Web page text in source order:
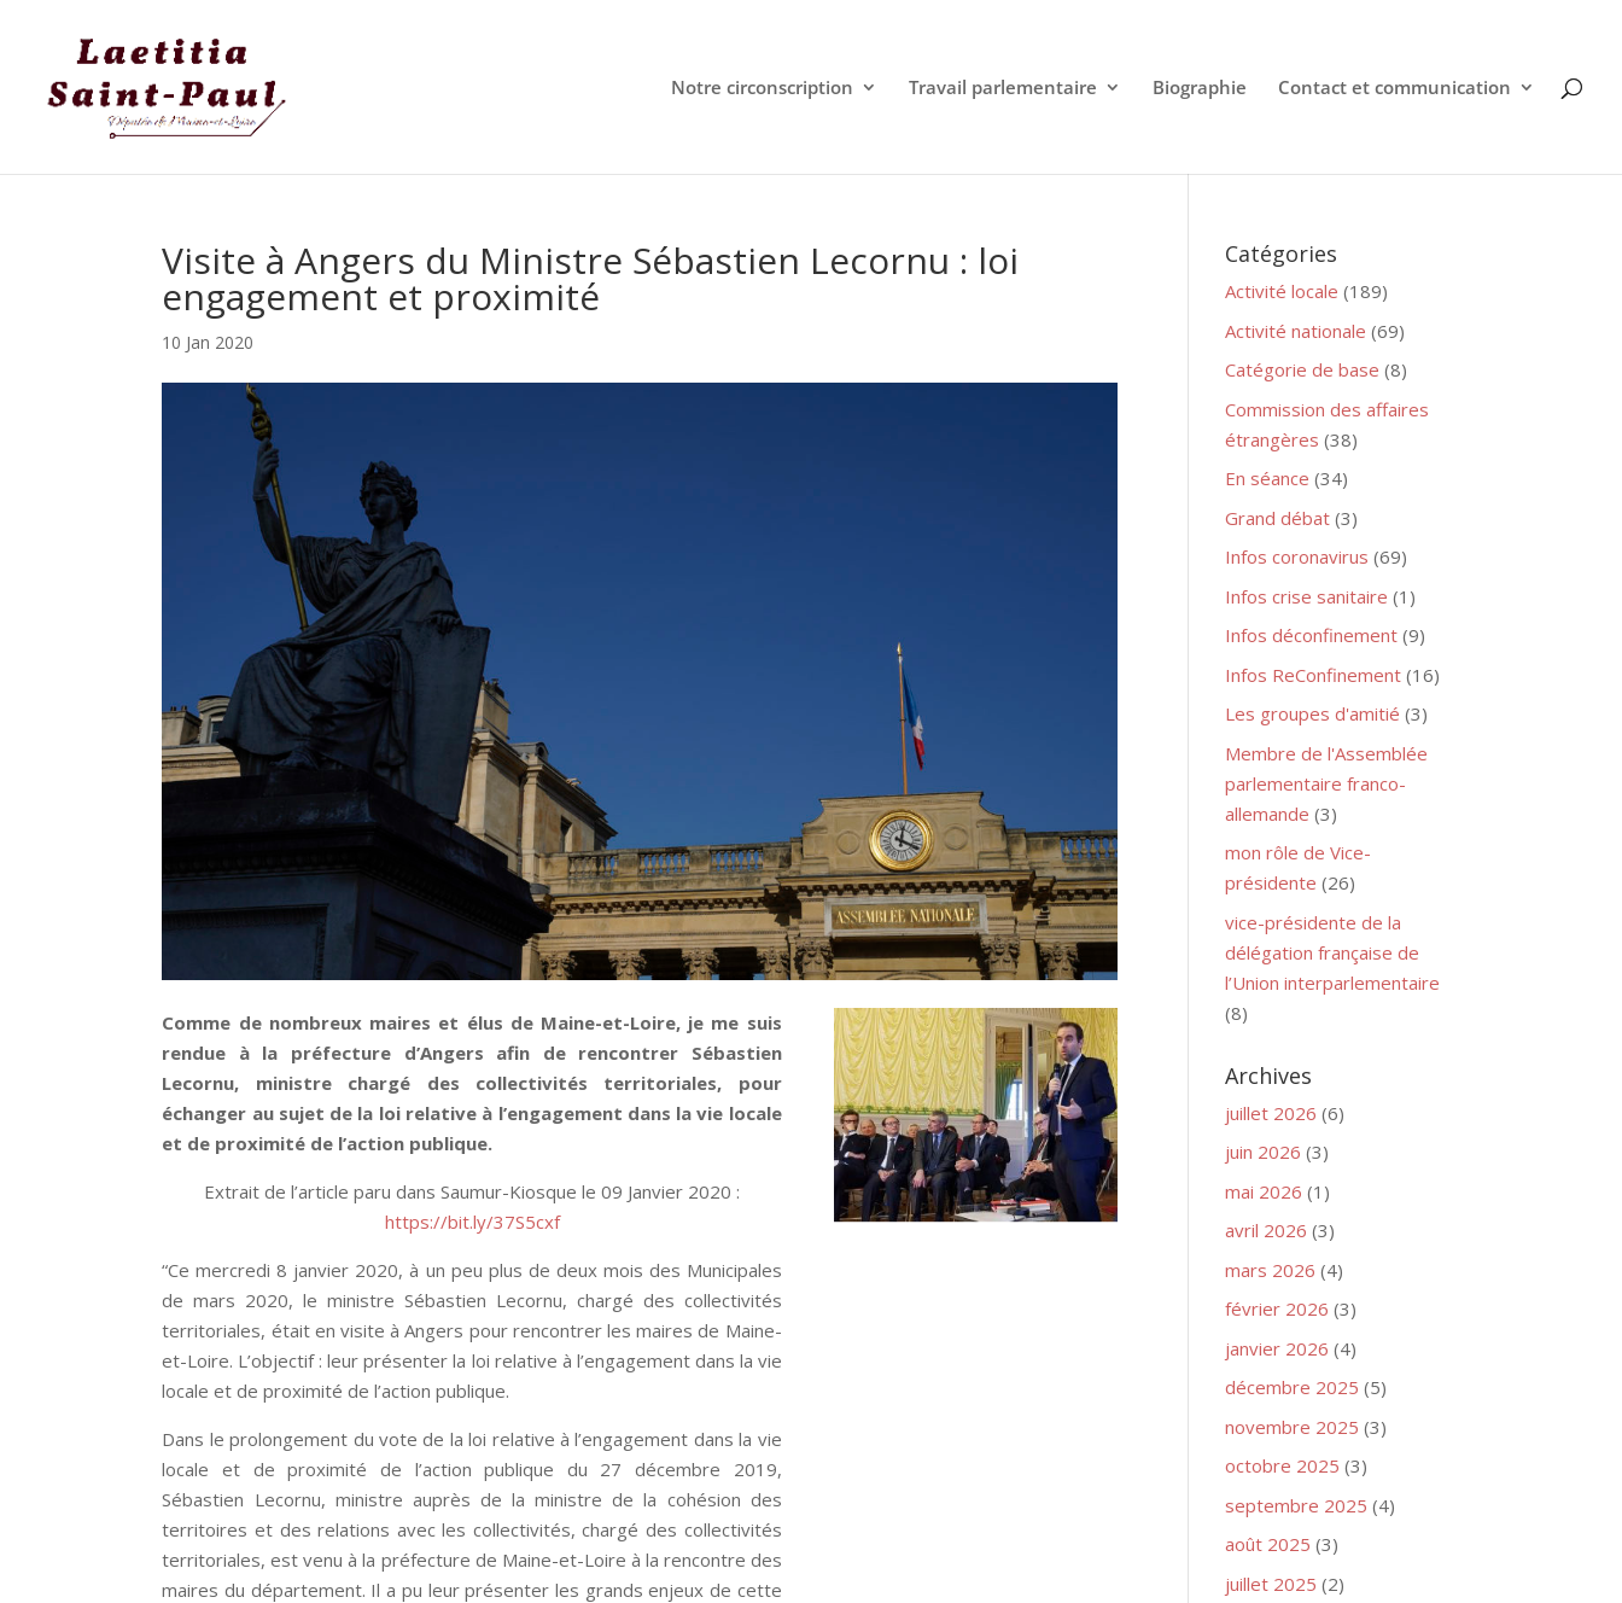
Notre circonscription Travail parlementaire Biographie Contact et communication
Visite à Angers du Ministre Sébastien Lecornu : loi
engagement et proximité
10 Jan 2020
Comme de nombreux maires et élus de Maine-et-Loire, je me suis
rendue à la préfecture d’Angers afin de rencontrer Sébastien
Lecornu, ministre chargé des collectivités territoriales, pour
échanger au sujet de la loi relative à l’engagement dans la vie locale
et de proximité de l’action publique.
Extrait de l’article paru dans Saumur-Kiosque le 09 Janvier 2020 :
https://bit.ly/37S5cxf
“Ce mercredi 8 janvier 2020, à un peu plus de deux mois des Municipales
de mars 2020, le ministre Sébastien Lecornu, chargé des collectivités
territoriales, était en visite à Angers pour rencontrer les maires de Maine-
et-Loire. L’objectif : leur présenter la loi relative à l’engagement dans la vie
locale et de proximité de l’action publique.
Dans le prolongement du vote de la loi relative à l’engagement dans la vie
locale et de proximité de l’action publique du 27 décembre 2019,
Sébastien Lecornu, ministre auprès de la ministre de la cohésion des
territoires et des relations avec les collectivités, chargé des collectivités
territoriales, est venu à la préfecture de Maine-et-Loire à la rencontre des
maires du département. Il a pu leur présenter les grands enjeux de cette
Catégories
Activité locale (189)
Activité nationale (69)
Catégorie de base (8)
Commission des affaires
étrangères (38)
En séance (34)
Grand débat (3)
Infos coronavirus (69)
Infos crise sanitaire (1)
Infos déconfinement (9)
Infos ReConfinement (16)
Les groupes d'amitié (3)
Membre de l'Assemblée
parlementaire franco-
allemande (3)
mon rôle de Vice-
présidente (26)
vice-présidente de la
délégation française de
l’Union interparlementaire
(8)
Archives
juillet 2026 (6)
juin 2026 (3)
mai 2026 (1)
avril 2026 (3)
mars 2026 (4)
février 2026 (3)
janvier 2026 (4)
décembre 2025 (5)
novembre 2025 (3)
octobre 2025 (3)
septembre 2025 (4)
août 2025 (3)
juillet 2025 (2)